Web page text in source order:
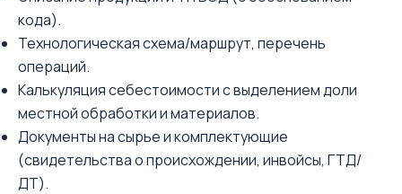
кода).
Технологическая схема/маршрут, перечень
операций.
Калькуляция себестоимости с выделением доли
местной обработки и материалов.
Документы на сырье и комплектующие
(свидетельства о происхождении, инвойсы, ГТД/
ДТ).